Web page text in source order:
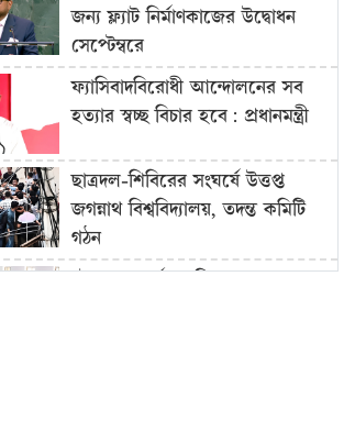
জন্য ফ্ল্যাট নির্মাণকাজের উদ্বোধন
সেপ্টেম্বরে
ফ্যাসিবাদবিরোধী আন্দোলনের সব
হত্যার স্বচ্ছ বিচার হবে: প্রধানমন্ত্রী
ছাত্রদল-শিবিরের সংঘর্ষে উত্তপ্ত
জগন্নাথ বিশ্ববিদ্যালয়, তদন্ত কমিটি
গঠন
চট্টগ্রাম বোর্ডের স্থগিত হওয়া